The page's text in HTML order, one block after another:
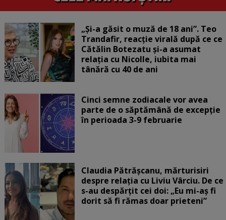
„Și-a găsit o muză de 18 ani”. Teo
Trandafir, reacție virală după ce ce
Cătălin Botezatu și-a asumat
relația cu Nicolle, iubita mai
tânără cu 40 de ani
Cinci semne zodiacale vor avea
parte de o săptămână de excepție
în perioada 3-9 februarie
Claudia Pătrășcanu, mărturisiri
despre relația cu Liviu Vârciu. De ce
s-au despărțit cei doi: „Eu mi-aș fi
dorit să fi rămas doar prieteni”